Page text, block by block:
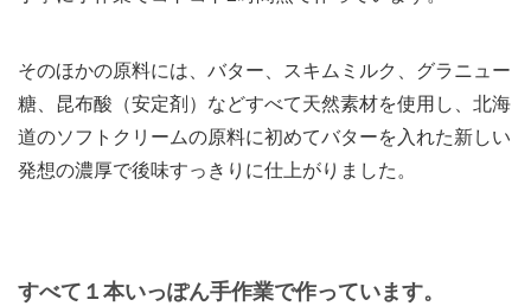
そのほかの原料には、バター、スキムミルク、グラニュー
糖、昆布酸（安定剤）などすべて天然素材を使用し、北海
道のソフトクリームの原料に初めてバターを入れた新しい
発想の濃厚で後味すっきりに仕上がりました。
すべて１本いっぽん手作業で作っています。